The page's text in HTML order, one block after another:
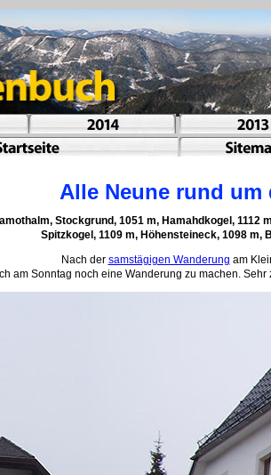
Alle Neune rund
Stockgrund, 1051 m, Hamahdkogel, 1112
Spitzkogel, 1109 m, Höhensteineck, 1098 m,
Nach der samstägigen Wanderung am
am Sonntag noch eine Wanderung zu machen.